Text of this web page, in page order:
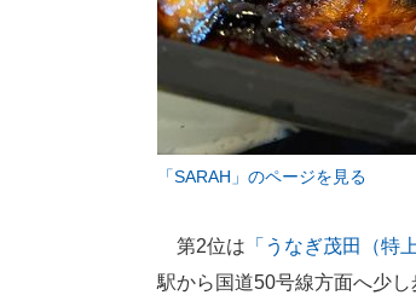
「SARAH」のページを見る
第2位は 「うなぎ茂田（特
駅から国道50号線方面へ少